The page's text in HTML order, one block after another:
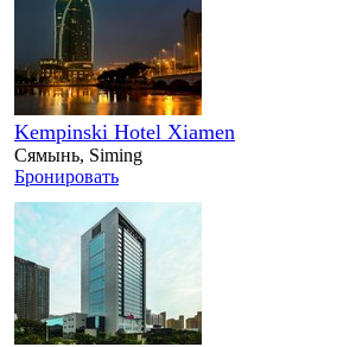
Kempinski Hotel Xiamen
Сямынь, Siming
Бронировать